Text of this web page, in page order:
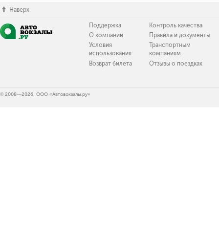
Наверх
Поддержка
О компании
Условия
использования
Возврат билета
Контроль качества
Правила и документы
Транспортным
компаниям
Отзывы о поездках
© 2008—2026, ООО «Автовокзалы.ру»